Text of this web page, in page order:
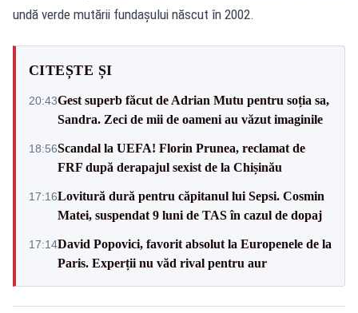
undă verde mutării fundașului născut în 2002.
CITEȘTE ȘI
20:43Gest superb făcut de Adrian Mutu pentru soția sa,
Sandra. Zeci de mii de oameni au văzut imaginile
18:56Scandal la UEFA! Florin Prunea, reclamat de
FRF după derapajul sexist de la Chișinău
17:16Lovitură dură pentru căpitanul lui Sepsi. Cosmin
Matei, suspendat 9 luni de TAS în cazul de dopaj
17:14David Popovici, favorit absolut la Europenele de la
Paris. Experții nu văd rival pentru aur